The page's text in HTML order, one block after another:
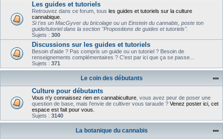
Les guides et tutoriels
Retrouvez dans ce forum, tous les guides et tutoriels sur la culture
cannabique.
Si t'es un MacGyver du bricolage ou un Einstein du cannabis, poste ton
guide/tutoriel dans la section "Propositions de guides et tutoriels".
Sujets : 300
Discussions sur les guides et tutoriels
Besoin d'aide ? Pas compris un guide ou un tutoriel ? Besoin de
renseignements complémentaires ? C'est par ici que ça se passe...
Sujets : 371
Le coin des débutants
Culture pour débutants
Vous n'y connaissez rien en cannabiculture , vous avez peur de poser une
question de base, mais l'envie de cultiver vous taraude ? Venez poster ici, cet
espace est fait pour vous.
Sujets : 3140
La botanique du cannabis